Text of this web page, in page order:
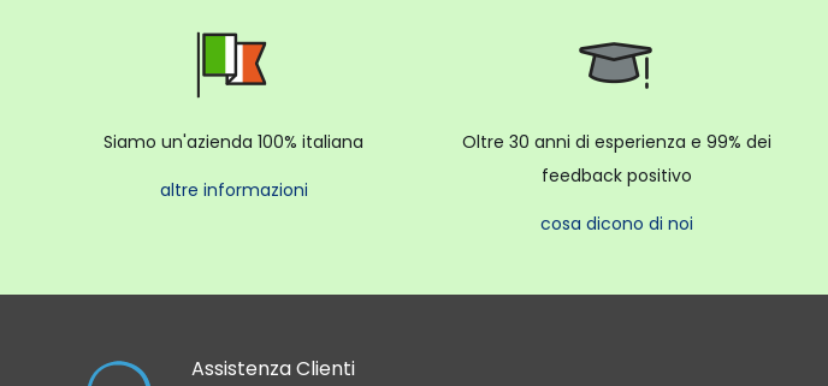
Siamo un'azienda 100% italiana
altre informazioni
Oltre 30 anni di esperienza e 99% dei
feedback positivo
cosa dicono di noi
Assistenza Clienti